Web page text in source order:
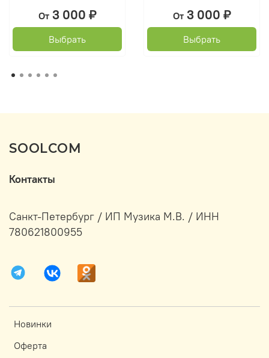
От 3 000 ₽
Выбрать
От 3 000 ₽
Выбрать
SOOLCOM
Новинки
Оферта
Контакты
Санкт-Петербург / ИП Музика М.В. / ИНН
780621800955